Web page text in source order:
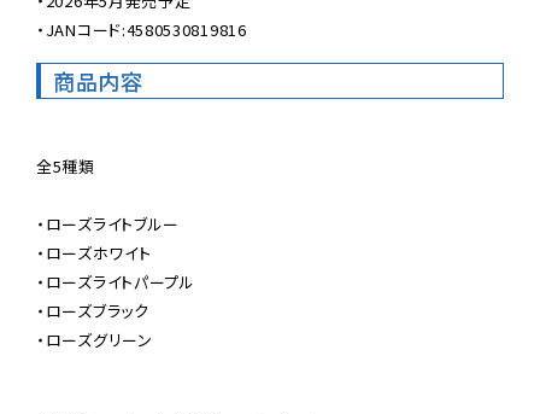
・JANコード:4580530819816
商品内容
全5種類
・ローズライトブルー
・ローズホワイト
・ローズライトパープル
・ローズブラック
・ローズグリーン